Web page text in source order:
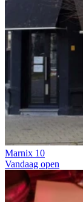
Marnix 10
Vandaag open